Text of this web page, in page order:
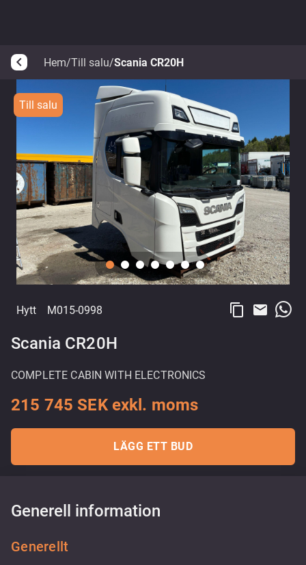
arrow_back_ios Hem/Till salu/Scania CR20H
Till salu
Hytt M015-0998 content_copy email
Scania CR20H
COMPLETE CABIN WITH ELECTRONICS
215 745 SEK exkl. moms
LÄGG ETT BUD
Generell information
Generellt